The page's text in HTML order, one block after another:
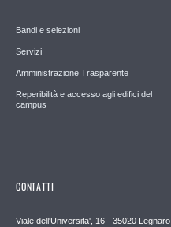
Bandi e selezioni
Servizi
Amministrazione Trasparente
Reperibilità e accesso agli edifici del
campus
CONTATTI
Viale dell'Universita', 16 - 35020